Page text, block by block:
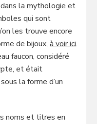
la mythologie et
qui sont
les trouve encore
de bijoux,à voir ici.
faucon, considéré
et était
la forme d’un
noms et titres en